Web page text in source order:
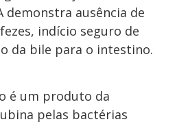
demonstra ausência de
indício seguro de
da bile para o intestino.
é um produto da
pelas bactérias